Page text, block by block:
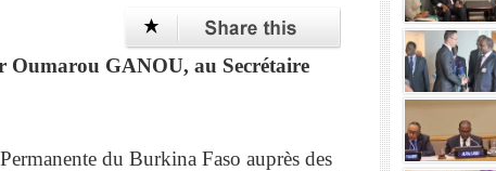
Oumarou GANOU, au Secrétaire
du Burkina Faso auprès des